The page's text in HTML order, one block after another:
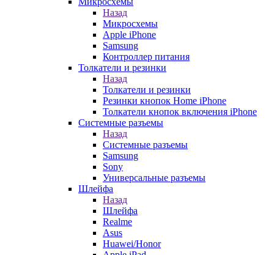
Назад
Микросхемы
Apple iPhone
Samsung
Контроллер питания
Толкатели и резинки
Назад
Толкатели и резинки
Резинки кнопок Home iPhone
Толкатели кнопок включения iPhone
Системные разъемы
Назад
Системные разъемы
Samsung
Sony
Универсальные разъемы
Шлейфа
Назад
Шлейфа
Realme
Asus
Huawei/Honor